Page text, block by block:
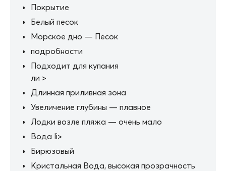
Покрытие
Белый песок
Морское дно — Песок
подробности
Подходит для купания
ли >
Длинная приливная зона
Увеличение глубины — плавное
Лодки возле пляжа — очень мало
Вода li>
Бирюзовый
Кристальная Вода, высокая прозрачность